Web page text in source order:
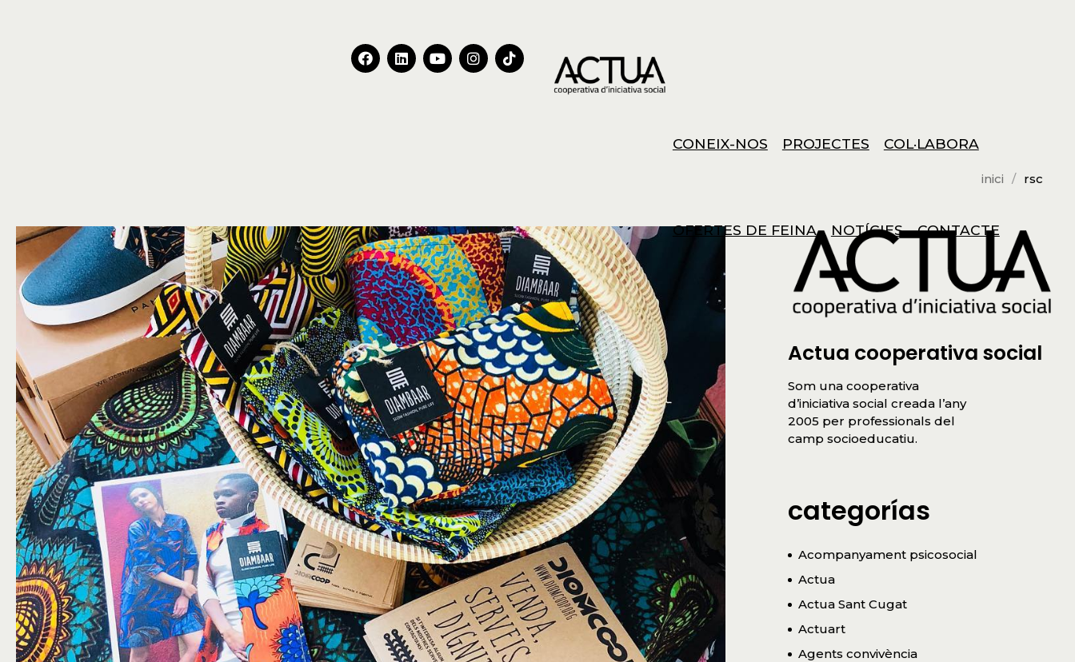
CONEIX-NOS PROJECTES COL·LABORA
OFERTES DE FEINA NOTÍCIES CONTACTE
inici rsc
Actua cooperativa social
Som una cooperativa
d’iniciativa social creada l’any
2005 per professionals del
camp socioeducatiu.
categorías
Acompanyament psicosocial
Actua
Actua Sant Cugat
Actuart
Agents convivència